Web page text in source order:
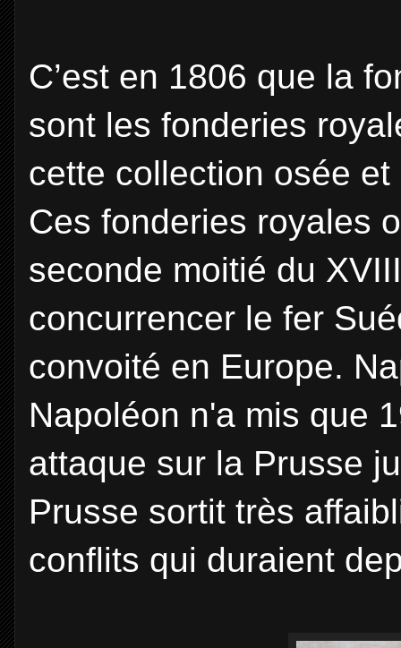
C’est en 1806 que la
sont les fonderies
cette collection osée
Ces fonderies royales
seconde moitié du
concurrencer le fer
convoité en Europe.
Napoléon n'a mis que
attaque sur la Prusse
Prusse sortit très
conflits qui duraient